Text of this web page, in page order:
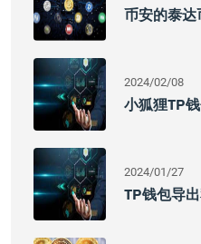
币安的泰达
2024/02/08
小狐狸TP
2024/01/27
TP钱包导